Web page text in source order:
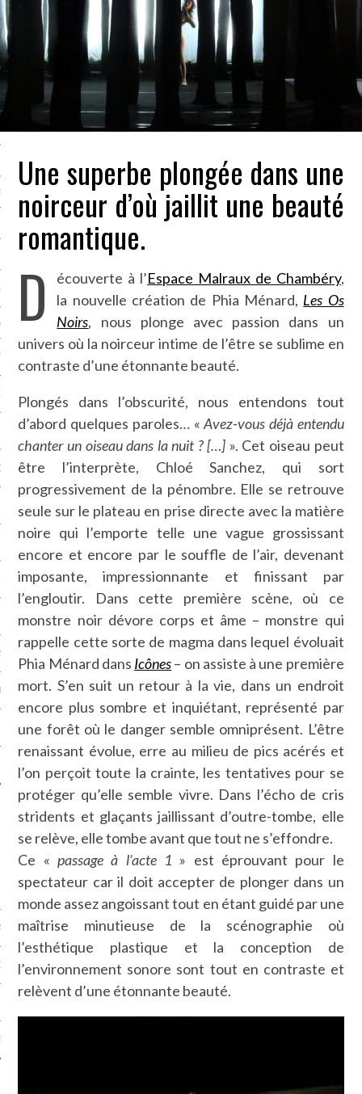
BONHEUR
GUERRE
EN VOD
CARAVELLE
PODCAST
Une superbe plongée dans une
noirceur d’où jaillit une beauté
romantique.
D écouverte à l’Espace Malraux de Chambéry,
la nouvelle création de Phia Ménard, Les Os
Noirs, nous plonge avec passion dans un
univers où la noirceur intime de l’être se sublime en
contraste d’une étonnante beauté.
Plongés dans l’obscurité, nous entendons tout
d’abord quelques paroles… «Avez-vous déjà entendu
chanter un oiseau dans la nuit ? […] ». Cet oiseau peut
être l’interprète, Chloé Sanchez, qui sort
progressivement de la pénombre. Elle se retrouve
seule sur le plateau en prise directe avec la matière
noire qui l’emporte telle une vague grossissant
encore et encore par le souffle de l’air, devenant
imposante, impressionnante et finissant par
l’engloutir. Dans cette première scène, où ce
monstre noir dévore corps et âme – monstre qui
rappelle cette sorte de magma dans lequel évoluait
Phia Ménard dans Icônes– on assiste à une première
mort. S’en suit un retour à la vie, dans un endroit
encore plus sombre et inquiétant, représenté par
une forêt où le danger semble omniprésent. L’être
renaissant évolue, erre au milieu de pics acérés et
l’on perçoit toute la crainte, les tentatives pour se
protéger qu’elle semble vivre. Dans l’écho de cris
stridents et glaçants jaillissant d’outre-tombe, elle
se relève, elle tombe avant que tout ne s’effondre.
Ce «passage à l’acte 1 » est éprouvant pour le
spectateur car il doit accepter de plonger dans un
monde assez angoissant tout en étant guidé par une
maîtrise minutieuse de la scénographie où
l’esthétique plastique et la conception de
l’environnement sonore sont tout en contraste et
relèvent d’une étonnante beauté.